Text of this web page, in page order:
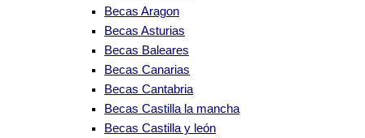
Becas Aragon
Becas Asturias
Becas Baleares
Becas Canarias
Becas Cantabria
Becas Castilla la mancha
Becas Castilla y león